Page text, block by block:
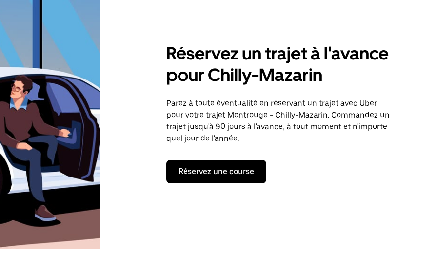
Réservez un trajet à l'avance
pour Chilly-Mazarin
Parez à toute éventualité en réservant un trajet avec Uber
pour votre trajet Montrouge - Chilly-Mazarin. Commandez un
trajet jusqu'à 90 jours à l'avance, à tout moment et n'importe
quel jour de l'année.
Réservez une course